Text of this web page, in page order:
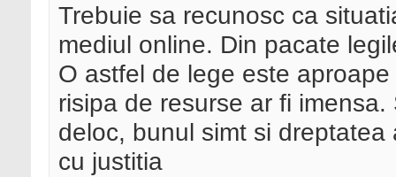
Trebuie sa recunosc ca
mediul online. Din pacate
O astfel de lege este
risipa de resurse ar fi
deloc, bunul simt si
cu justitia